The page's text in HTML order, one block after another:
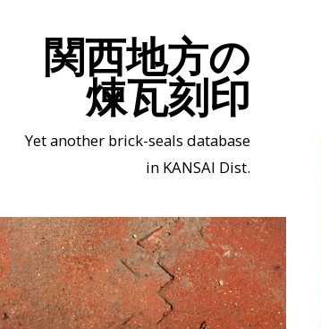
関西地方の
煉瓦刻印
Yet another brick-seals database
in KANSAI Dist.